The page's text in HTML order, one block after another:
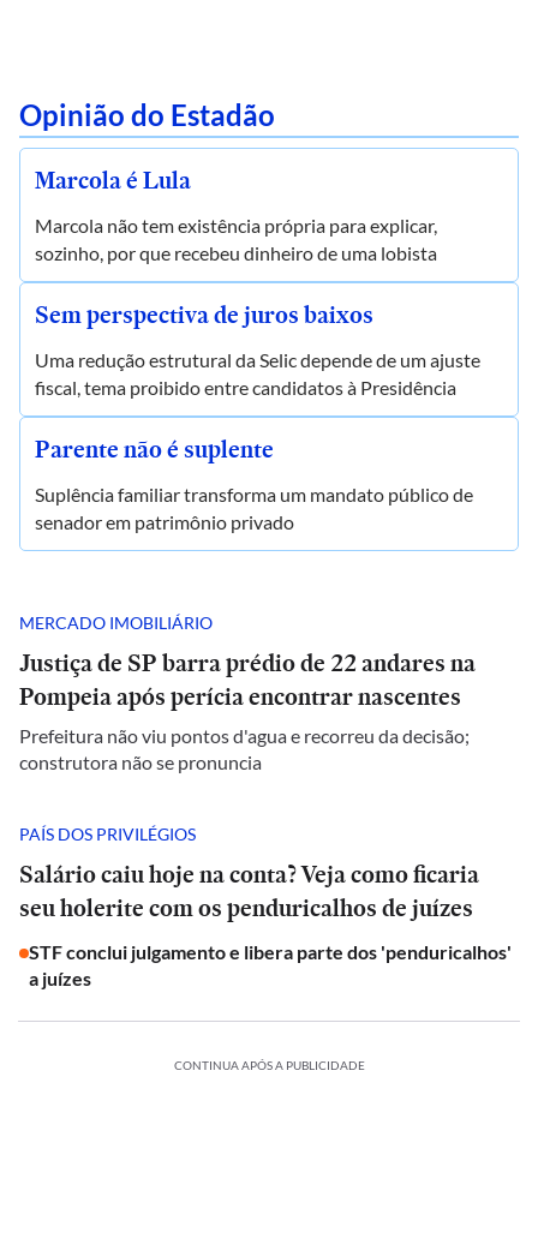
Opinião do Estadão
Marcola é Lula
Marcola não tem existência própria para explicar,
sozinho, por que recebeu dinheiro de uma lobista
Sem perspectiva de juros baixos
Uma redução estrutural da Selic depende de um ajuste
fiscal, tema proibido entre candidatos à Presidência
Parente não é suplente
Suplência familiar transforma um mandato público de
senador em patrimônio privado
MERCADO IMOBILIÁRIO
Justiça de SP barra prédio de 22 andares na
Pompeia após perícia encontrar nascentes
Prefeitura não viu pontos d'agua e recorreu da decisão;
construtora não se pronuncia
PAÍS DOS PRIVILÉGIOS
Salário caiu hoje na conta? Veja como ficaria
seu holerite com os penduricalhos de juízes
STF conclui julgamento e libera parte dos 'penduricalhos'
a juízes
CONTINUA APÓS A PUBLICIDADE